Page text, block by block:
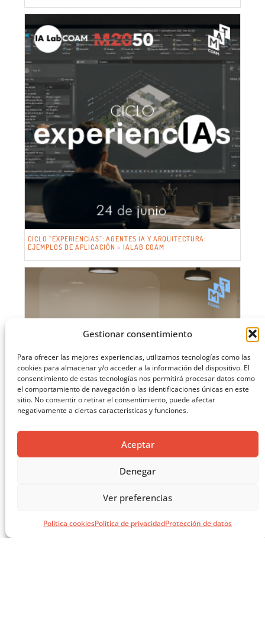
Gestionar consentimiento
Para ofrecer las mejores experiencias, utilizamos tecnologías como las
cookies para almacenar y/o acceder a la información del dispositivo. El
consentimiento de estas tecnologías nos permitirá procesar datos como
el comportamiento de navegación o las identificaciones únicas en este
sitio. No consentir o retirar el consentimiento, puede afectar
negativamente a ciertas características y funciones.
Aceptar
Denegar
Ver preferencias
Política cookiesPolítica de privacidadProtección de datos
CICLO “EXPERIENCIAS”: AGENTES IA Y ARQUITECTURA:
EJEMPLOS DE APLICACIÓN – IALAB COAM
MASTERCLASS: ARQUITECTURA PARA EL APRENDIZAJE